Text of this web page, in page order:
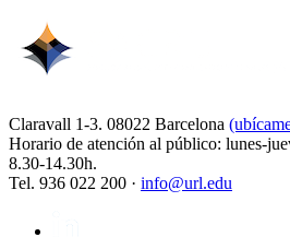
Claravall 1-3. 08022 Barcelona
Horario de atención al público: lunes-
8.30-14.30h.
Tel. 936 022 200 · info@url.edu